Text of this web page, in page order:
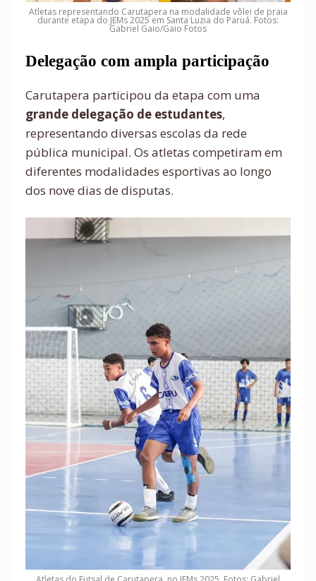
Atletas representando Carutapera na modalidade vôlei de praia
durante etapa do JEMs 2025 em Santa Luzia do Paruá. Fotos:
Gabriel Gaio/Gaio Fotos
Delegação com ampla participação
Carutapera participou da etapa com uma
grande delegação de estudantes,
representando diversas escolas da rede
pública municipal. Os atletas competiram em
diferentes modalidades esportivas ao longo
dos nove dias de disputas.